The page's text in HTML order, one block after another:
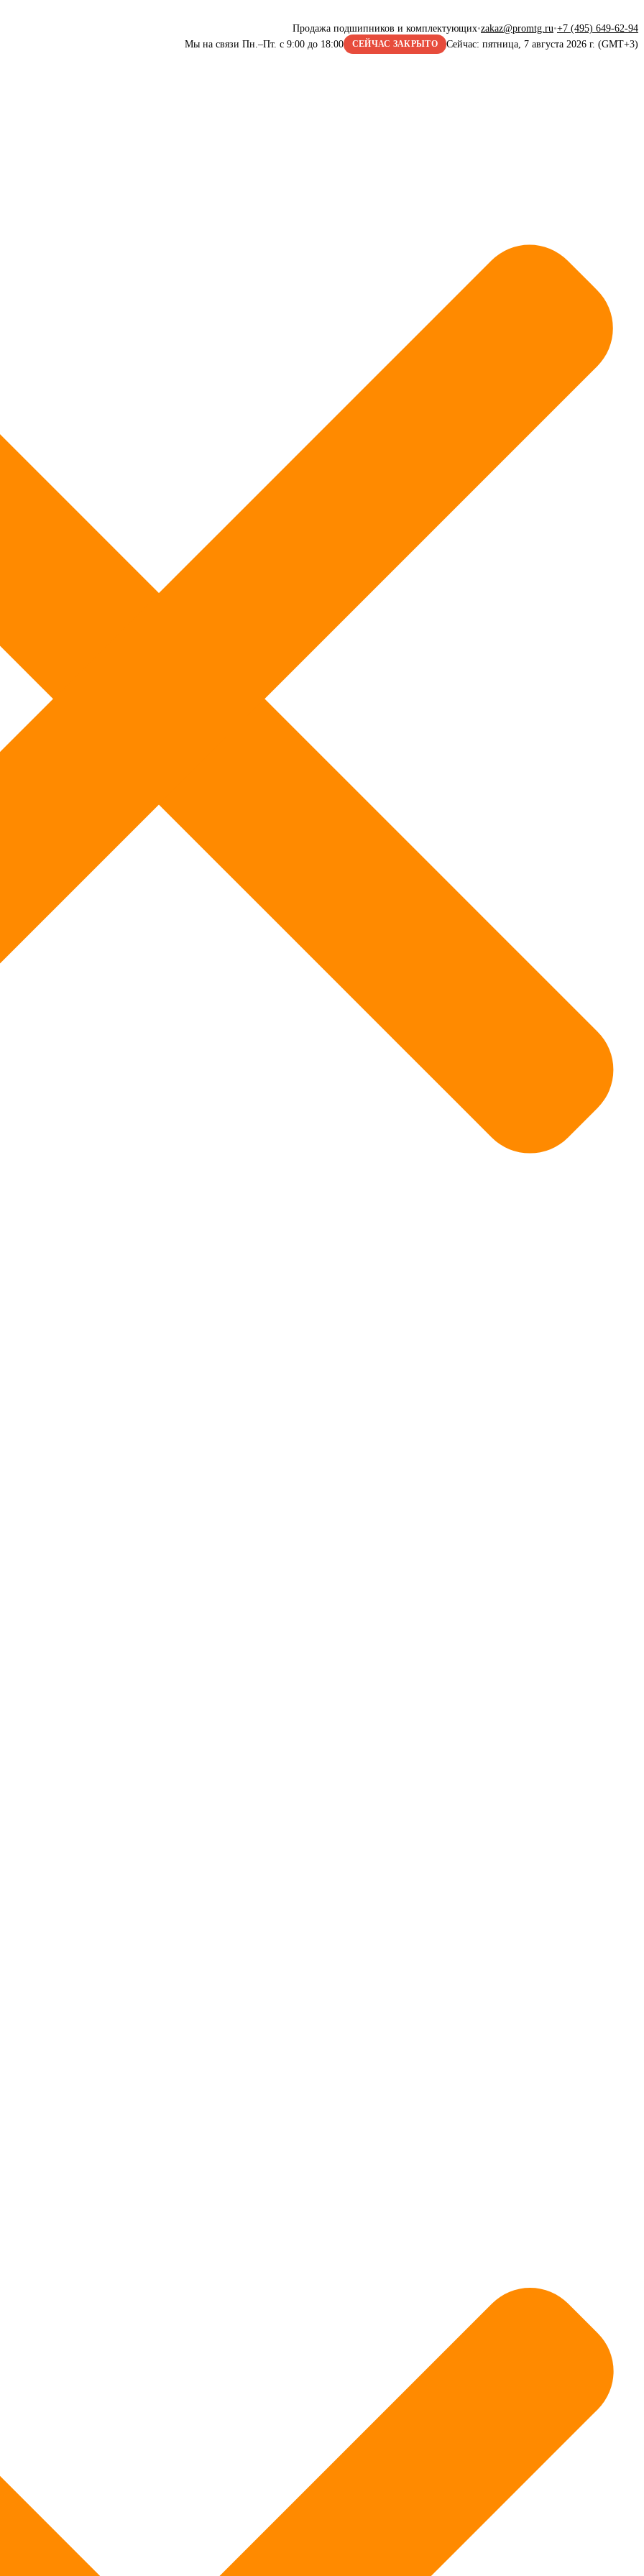
Продажа подшипников и комплектующих•zakaz@promtg.ru•+7 (495) 649-62-94
Мы на связи Пн.–Пт. с 9:00 до 18:00
СЕЙЧАС ЗАКРЫТО Сейчас: пятница, 7 августа 2026 г. (GMT+3)